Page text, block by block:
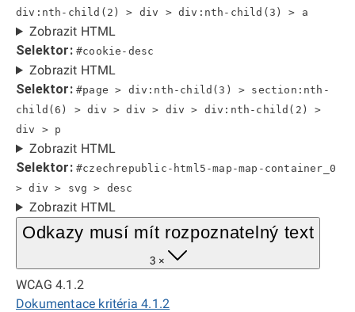
div:nth-child(2) > div > div:nth-child(3) > a
Zobrazit HTML
Selektor: #cookie-desc
Zobrazit HTML
Selektor: #page > div:nth-child(3) > section:nth-
child(6) > div > div > div > div:nth-child(2) >
div > p
Zobrazit HTML
Selektor: #czechrepublic-html5-map-map-container_0
> div > svg > desc
Zobrazit HTML
Odkazy musí mít rozpoznatelný text
3 ×
WCAG 4.1.2
Dokumentace kritéria 4.1.2